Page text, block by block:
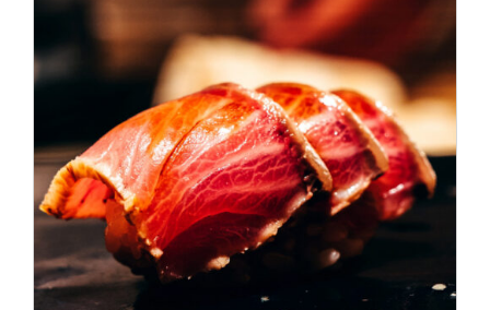
ADD TO CART / DÉTAILS